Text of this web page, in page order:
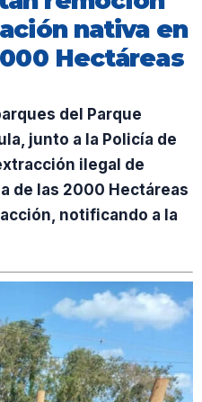
nativa en
Hectáreas
del Parque
junto a la Policía de
ilegal de
de las 2000 Hectáreas
notificando a la